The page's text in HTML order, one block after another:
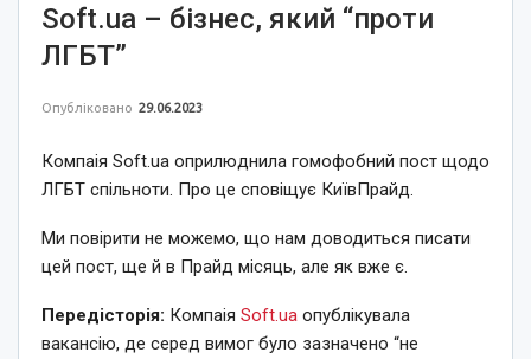
Soft.ua – бізнес, який “проти
ЛГБТ”
Опубліковано 29.06.2023
Компаія Soft.ua оприлюднила гомофобний пост щодо
ЛГБТ спільноти. Про це сповіщує КиївПрайд.
Ми повірити не можемо, що нам доводиться писати
цей пост, ще й в Прайд місяць, але як вже є.
Передісторія: Компаія Soft.ua опублікувала
вакансію, де серед вимог було зазначено “не